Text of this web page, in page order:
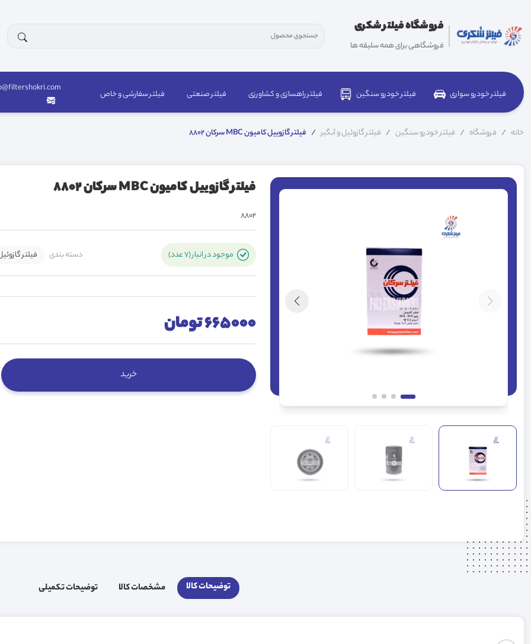
فروشگاه فیلتر شکری
فروشگاهی برای همه سلیقه ها
فیلتر خودرو سواری فیلتر خودرو سنگین فیلتر راهسازی و کشاورزی فیلتر صنعتی فیلتر سفارشی و خاص
خانه فروشگاه فیلتر خودرو سنگین فیلتر گازوئیل و آبگیر فیلتر گازوییل کامیون MBC سرکان 8802
فیلتر گازوییل کامیون MBC سرکان 8802
8802
موجود در انبار (7 عدد) دسته بندی فیلتر
665000 تومان
توضیحات کالا مشخصات کالا توضیحات تکمیلی